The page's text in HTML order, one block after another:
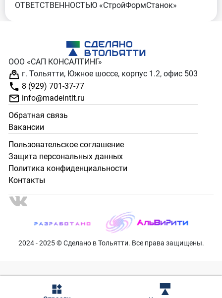
ОТВЕТСТВЕННОСТЬЮ «СтройФормСтанок»
ООО «САП КОНСАЛТИНГ»
г. Тольятти, Южное шоссе, корпус 1.2, офис 503
8 (929) 701-37-77
info@madeintlt.ru
Обратная связь
Вакансии
Пользовательское соглашение
Защита персональных данных
Политика конфиденциальности
Контакты
2024 - 2025 © Сделано в Тольятти. Все права защищены.